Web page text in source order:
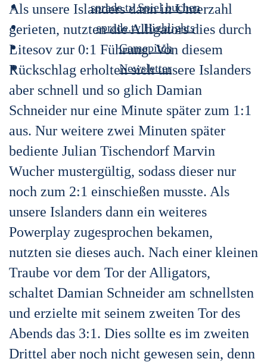
sprade.tv Spiel buchen
sprade.tv Highlights
Gamepitch
Newsletter
Als unsere Islanders dann in Unterzahl
gerieten, nutzten die Alligators dies durch
Litesov zur 0:1 Führung. Von diesem
Rückschlag erholten sich unsere Islanders
aber schnell und so glich Damian
Schneider nur eine Minute später zum 1:1
aus. Nur weitere zwei Minuten später
bediente Julian Tischendorf Marvin
Wucher mustergültig, sodass dieser nur
noch zum 2:1 einschießen musste. Als
unsere Islanders dann ein weiteres
Powerplay zugesprochen bekamen,
nutzten sie dieses auch. Nach einer kleinen
Traube vor dem Tor der Alligators,
schaltet Damian Schneider am schnellsten
und erzielte mit seinem zweiten Tor des
Abends das 3:1. Dies sollte es im zweiten
Drittel aber noch nicht gewesen sein, denn